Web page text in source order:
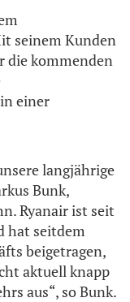
seinem Kunden
die kommenden
einer
langjährige
Bunk,
Ryanair ist seit
hat seitdem
beigetragen,
aktuell knapp
aus“, so Bunk.